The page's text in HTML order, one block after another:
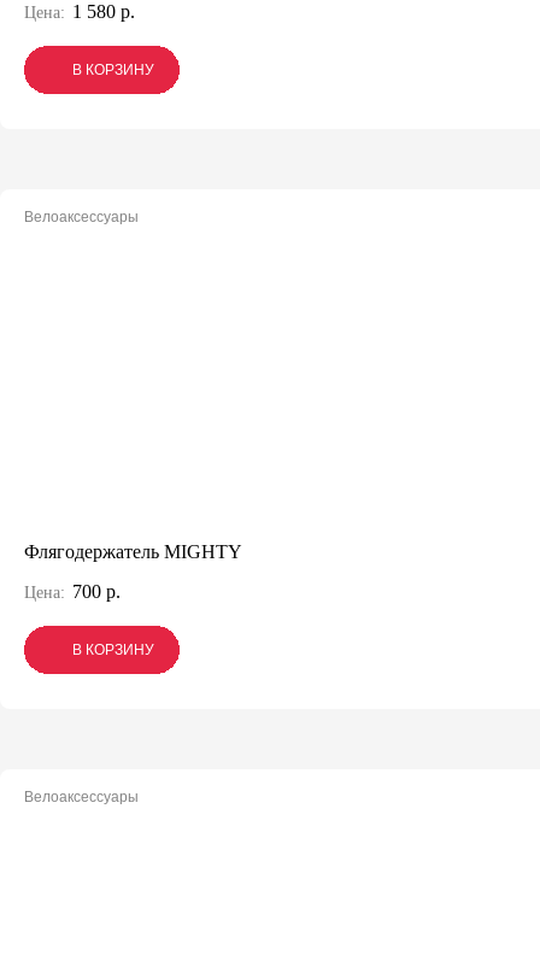
Цена: 1 580 р.
В КОРЗИНУ
В КОРЗИНУ
В КОРЗИНУ
Велоаксессуары
Флягодержатель MIGHTY
Цена: 700 р.
В КОРЗИНУ
В КОРЗИНУ
В КОРЗИНУ
Велоаксессуары